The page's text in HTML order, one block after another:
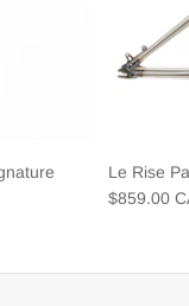
Le Rise
$859.00